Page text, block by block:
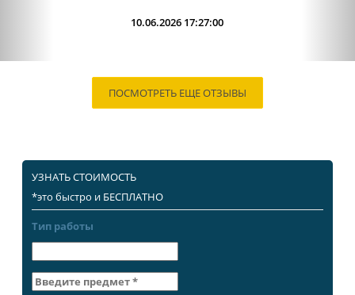
10.06.2026 17:27:00
ПОСМОТРЕТЬ ЕЩЕ ОТЗЫВЫ
УЗНАТЬ СТОИМОСТЬ
*это быстро и БЕСПЛАТНО
Тип работы